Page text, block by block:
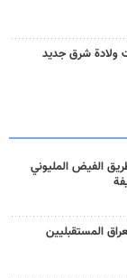
ولادة شرق جديد
الفيض المليوني
المستقبليين